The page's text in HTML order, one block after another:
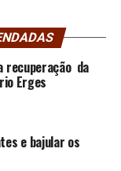
recuperação da
Erges
e bajular os